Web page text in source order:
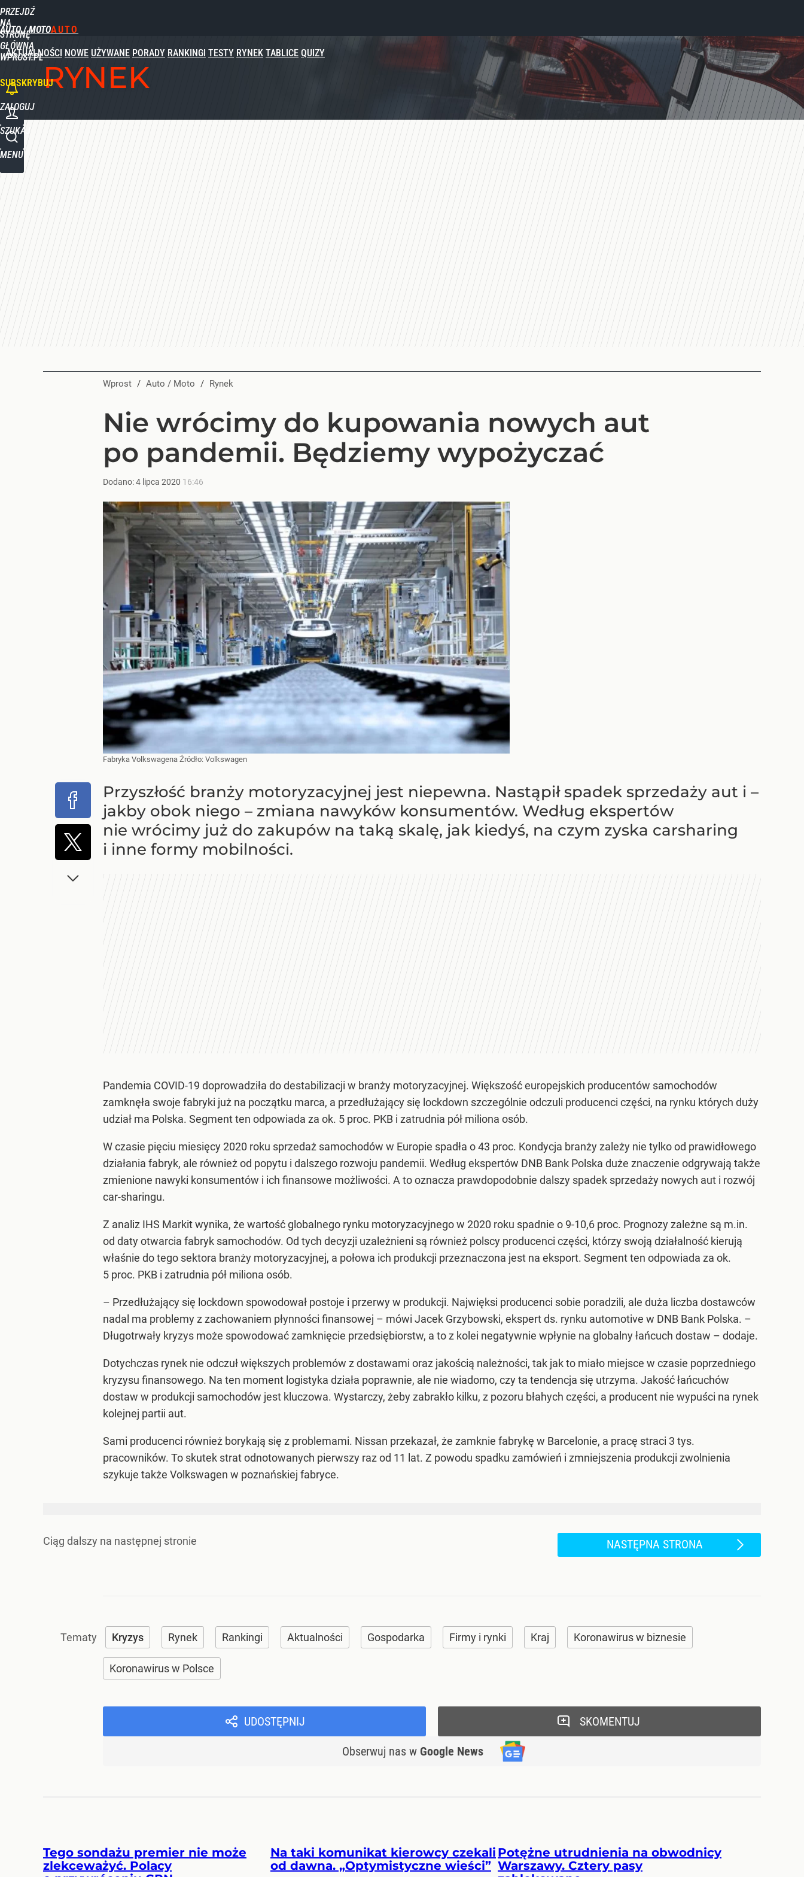
PRZEJDŹ
NA
STRONĘ
GŁÓWNĄ
WPROST.PL
AUTO / MOTO
AKTUALNOŚCI NOWE UŻYWANE PORADY RANKINGI TESTY RYNEK TABLICE QUIZY
SUBSKRYBUJ
ZALOGUJ
SZUKAJ
MENU
RYNEK
Wprost / Auto / Moto / Rynek
Nie wrócimy do kupowania nowych aut
po pandemii. Będziemy wypożyczać
Dodano:4 lipca 2020 16:46
Fabryka Volkswagena Źródło: Volkswagen
Przyszłość branży motoryzacyjnej jest niepewna. Nastąpił spadek sprzedaży aut i –
jakby obok niego – zmiana nawyków konsumentów. Według ekspertów
nie wrócimy już do zakupów na taką skalę, jak kiedyś, na czym zyska carsharing
i inne formy mobilności.
Pandemia COVID-19 doprowadziła do destabilizacji w branży motoryzacyjnej. Większość europejskich producentów samochodów
zamknęła swoje fabryki już na początku marca, a przedłużający się lockdown szczególnie odczuli producenci części, na rynku których duży
udział ma Polska. Segment ten odpowiada za ok. 5 proc. PKB i zatrudnia pół miliona osób.
W czasie pięciu miesięcy 2020 roku sprzedaż samochodów w Europie spadła o 43 proc. Kondycja branży zależy nie tylko od prawidłowego
działania fabryk, ale również od popytu i dalszego rozwoju pandemii. Według ekspertów DNB Bank Polska duże znaczenie odgrywają także
zmienione nawyki konsumentów i ich finansowe możliwości. A to oznacza prawdopodobnie dalszy spadek sprzedaży nowych aut i rozwój
car-sharingu.
Z analiz IHS Markit wynika, że wartość globalnego rynku motoryzacyjnego w 2020 roku spadnie o 9-10,6 proc. Prognozy zależne są m.in.
od daty otwarcia fabryk samochodów. Od tych decyzji uzależnieni są również polscy producenci części, którzy swoją działalność kierują
właśnie do tego sektora branży motoryzacyjnej, a połowa ich produkcji przeznaczona jest na eksport. Segment ten odpowiada za ok.
5 proc. PKB i zatrudnia pół miliona osób.
– Przedłużający się lockdown spowodował postoje i przerwy w produkcji. Najwięksi producenci sobie poradzili, ale duża liczba dostawców
nadal ma problemy z zachowaniem płynności finansowej – mówi Jacek Grzybowski, ekspert ds. rynku automotive w DNB Bank Polska. –
Długotrwały kryzys może spowodować zamknięcie przedsiębiorstw, a to z kolei negatywnie wpłynie na globalny łańcuch dostaw – dodaje.
Dotychczas rynek nie odczuł większych problemów z dostawami oraz jakością należności, tak jak to miało miejsce w czasie poprzedniego
kryzysu finansowego. Na ten moment logistyka działa poprawnie, ale nie wiadomo, czy ta tendencja się utrzyma. Jakość łańcuchów
dostaw w produkcji samochodów jest kluczowa. Wystarczy, żeby zabrakło kilku, z pozoru błahych części, a producent nie wypuści na rynek
kolejnej partii aut.
Sami producenci również borykają się z problemami. Nissan przekazał, że zamknie fabrykę w Barcelonie, a pracę straci 3 tys.
pracowników. To skutek strat odnotowanych pierwszy raz od 11 lat. Z powodu spadku zamówień i zmniejszenia produkcji zwolnienia
szykuje także Volkswagen w poznańskiej fabryce.
Ciąg dalszy na następnej stronie NASTĘPNA STRONA
Kryzys Rynek Rankingi Aktualności Gospodarka Firmy i rynki Kraj Koronawirus w biznesie
Koronawirus w Polsce
UDOSTĘPNIJ
Obserwuj nas w Google News
SKOMENTUJ
Tego sondażu premier nie może
zlekceważyć. Polacy
Na taki komunikat kierowcy czekali
od dawna. „Optymistyczne wieści”
Potężne utrudnienia na obwodnicy
Warszawy. Cztery pasy